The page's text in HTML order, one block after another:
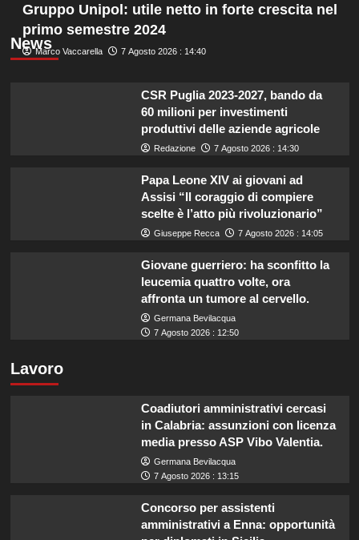
News
Gruppo Unipol: utile netto in forte crescita nel
primo semestre 2024
Marco Vaccarella 7 Agosto 2026 : 14:40
CSR Puglia 2023-2027, bando da
60 milioni per investimenti
produttivi delle aziende agricole
Redazione 7 Agosto 2026 : 14:30
Papa Leone XIV ai giovani ad
Assisi “Il coraggio di compiere
scelte è l’atto più rivoluzionario”
Giuseppe Recca 7 Agosto 2026 : 14:05
Giovane guerriero: ha sconfitto la
leucemia quattro volte, ora
affronta un tumore al cervello.
Germana Bevilacqua
7 Agosto 2026 : 12:50
Lavoro
Coadiutori amministrativi cercasi
in Calabria: assunzioni con licenza
media presso ASP Vibo Valentia.
Germana Bevilacqua
7 Agosto 2026 : 13:15
Concorso per assistenti
amministrativi a Enna: opportunità